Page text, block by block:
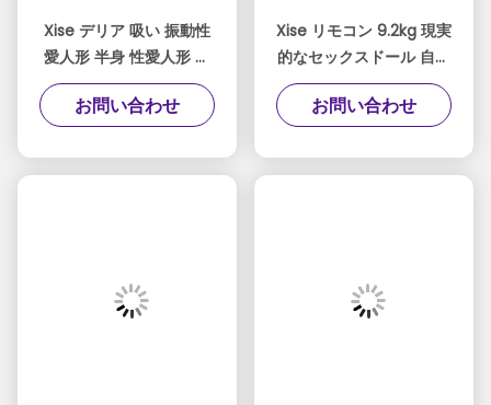
Xise デリア 吸い 振動性
愛人形 半身 性愛人形 リ
モコン付き
お問い合わせ
Xise リモコン 9.2kg 現実
的なセックスドール 自動
吸い 振動するセックスド
ール
お問い合わせ